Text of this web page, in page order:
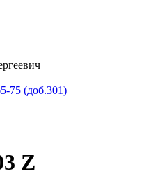
75 (доб.301)
Z